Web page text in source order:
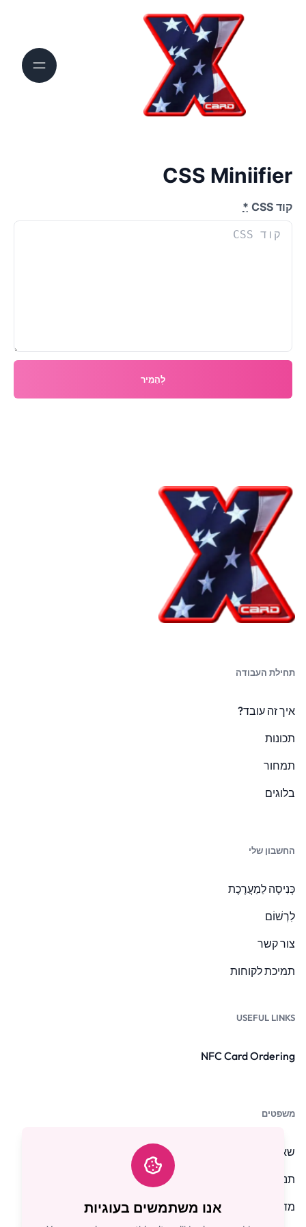
CSS Miniifier
קוד CSS *
לְהַמִיר
אנו משתמשים בעוגיות
תחילת העבודה
איך זה עובד?
תכונות
תמחור
בלוגים
החשבון שלי
כְּנִיסָה לַמַעֲרֶכֶת
לִרְשׁוֹם
צור קשר
תמיכת לקוחות
USEFUL LINKS
NFC Card Ordering
משפטים
שאלות נפוצות
תנאים והגבלות
מדיניות פרטיות